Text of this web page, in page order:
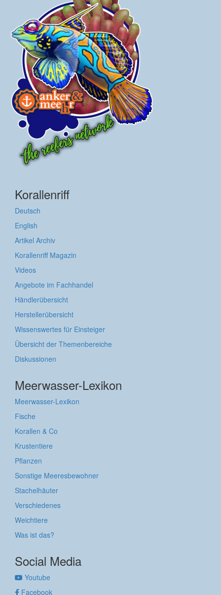
Korallenriff
Deutsch
English
Artikel Archiv
Korallenriff Magazin
Videos
Angebote im Fachhandel
Händlerübersicht
Herstellerübersicht
Wissenswertes für Einsteiger
Übersicht der Themenbereiche
Diskussionen
Meerwasser-Lexikon
Meerwasser-Lexikon
Fische
Korallen & Co
Krustentiere
Pflanzen
Sonstige Meeresbewohner
Stachelhäuter
Verschiedenes
Weichtiere
Was ist das?
Social Media
Youtube
Facebook